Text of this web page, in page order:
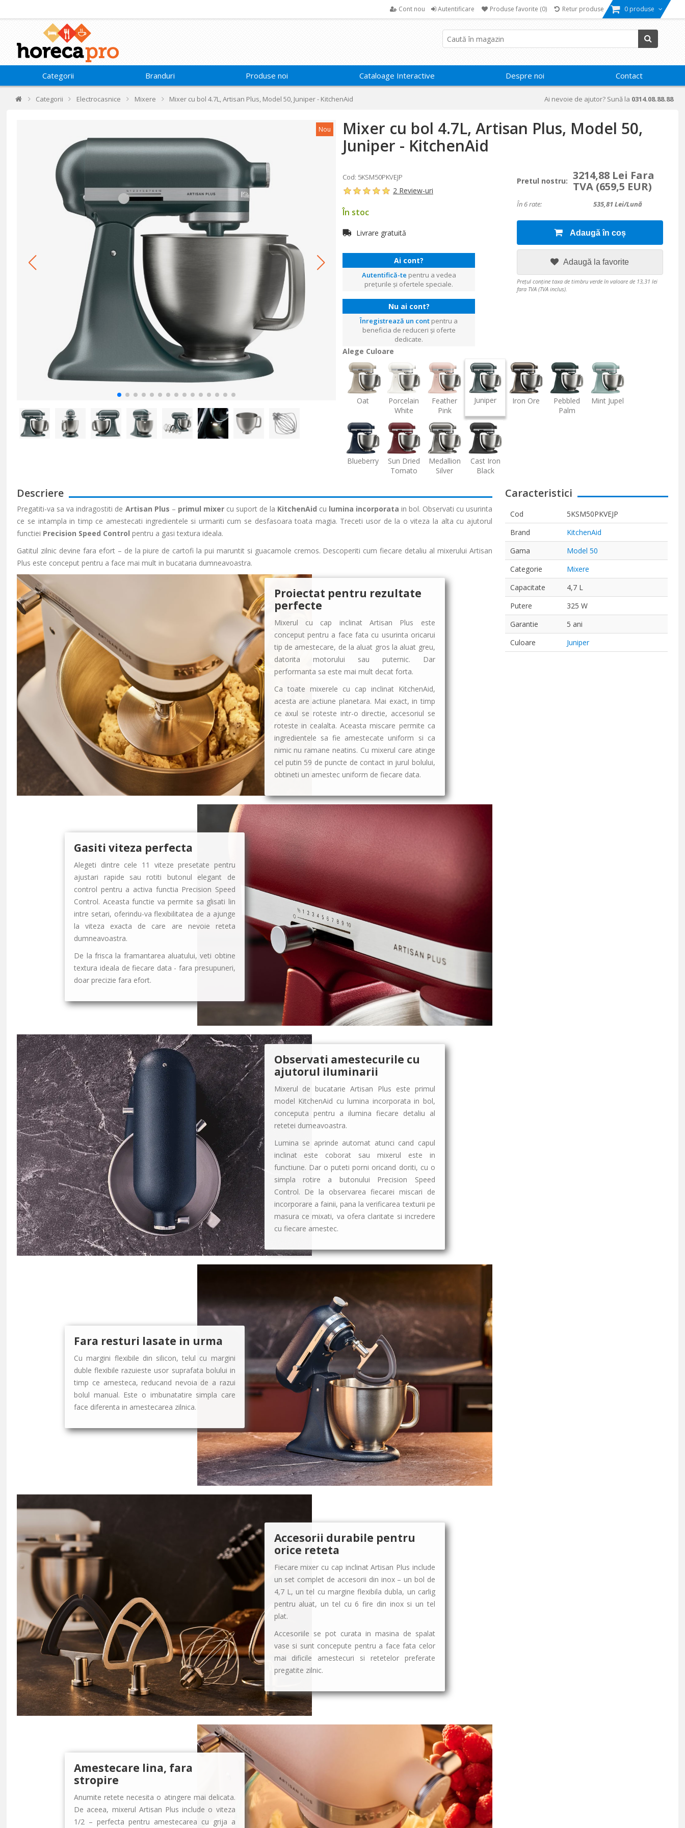
Cont nou Autentificare Produse favorite (0) Retur produse 0 produse
Categorii Branduri Produse noi Cataloage Interactive Despre noi Contact
Categorii Electrocasnice Mixere Mixer cu bol 4.7L, Artisan Plus, Model 50, Juniper - KitchenAid Ai nevoie de ajutor? Sună la 0314.08.88.88
Nou
Mixer cu bol 4.7L, Artisan Plus, Model 50,
Juniper - KitchenAid
Cod: 5KSM50PKVEJP
2 Review-uri
În stoc
Livrare gratuită
Ai cont?
Autentifică-te pentru a vedea
prețurile și ofertele speciale.
Nu ai cont?
Înregistrează un cont pentru a
beneficia de reduceri și oferte
dedicate.
Pretul nostru: 3214,88 Lei Fara
TVA (659,5 EUR)
În 6 rate: 535,81Lei/lună
Adaugă în coș
Adaugă la favorite
Prețul conține taxa de timbru verde în valoare de 13,31 lei
fara TVA (TVA inclus).
Alege Culoare
Oat
Porcelain
White
Feather
Pink
Juniper Iron Ore
Pebbled
Palm
Mint Jupel
Blueberry
Sun Dried
Tomato
Medallion
Silver
Cast Iron
Black
Descriere
Pregatiti-va sa va indragostiti de Artisan Plus – primul mixercu suport de la KitchenAid cu lumina incorporata in bol. Observati cu usurinta
ce se intampla in timp ce amestecati ingredientele si urmariti cum se desfasoara toata magia. Treceti usor de la o viteza la alta cu ajutorul
functiei Precision Speed Control pentru a gasi textura ideala.
Gatitul zilnic devine fara efort – de la piure de cartofi la pui maruntit si guacamole cremos. Descoperiti cum fiecare detaliu al mixerului Artisan
Plus este conceput pentru a face mai mult in bucataria dumneavoastra.
Proiectat pentru rezultate
perfecte
Mixerul cu cap inclinat Artisan Plus este
conceput pentru a face fata cu usurinta oricarui
tip de amestecare, de la aluat gros la aluat greu,
datorita motorului sau puternic. Dar
performanta sa este mai mult decat forta.
Ca toate mixerele cu cap inclinat KitchenAid,
acesta are actiune planetara. Mai exact, in timp
ce axul se roteste intr-o directie, accesoriul se
roteste in cealalta. Aceasta miscare permite ca
ingredientele sa fie amestecate uniform si ca
nimic nu ramane neatins. Cu mixerul care atinge
cel putin 59 de puncte de contact in jurul bolului,
obtineti un amestec uniform de fiecare data.
Gasiti viteza perfecta
Alegeti dintre cele 11 viteze presetate pentru
ajustari rapide sau rotiti butonul elegant de
control pentru a activa functia Precision Speed
Control. Aceasta functie va permite sa glisati lin
intre setari, oferindu-va flexibilitatea de a ajunge
la viteza exacta de care are nevoie reteta
dumneavoastra.
De la frisca la framantarea aluatului, veti obtine
textura ideala de fiecare data - fara presupuneri,
doar precizie fara efort.
Observati amestecurile cu
ajutorul iluminarii
Mixerul de bucatarie Artisan Plus este primul
model KitchenAid cu lumina incorporata in bol,
conceputa pentru a ilumina fiecare detaliu al
retetei dumeavoastra.
Lumina se aprinde automat atunci cand capul
inclinat este coborat sau mixerul este in
functiune. Dar o puteti porni oricand doriti, cu o
simpla rotire a butonului Precision Speed
Control. De la observarea fiecarei miscari de
incorporare a fainii, pana la verificarea texturii pe
masura ce mixati, va ofera claritate si incredere
cu fiecare amestec.
Fara resturi lasate in urma
Cu margini flexibile din silicon, telul cu margini
duble flexibile razuieste usor suprafata bolului in
timp ce amesteca, reducand nevoia de a razui
bolul manual. Este o imbunatatire simpla care
face diferenta in amestecarea zilnica.
Accesorii durabile pentru
orice reteta
Fiecare mixer cu cap inclinat Artisan Plus include
un set complet de accesorii din inox – un bol de
4,7 L, un tel cu margine flexibila dubla, un carlig
pentru aluat, un tel cu 6 fire din inox si un tel
plat.
Accesoriile se pot curata in masina de spalat
vase si sunt concepute pentru a face fata celor
mai dificile amestecuri si retetelor preferate
pregatite zilnic.
Amestecare lina, fara
stropire
Anumite retete necesita o atingere mai delicata.
De aceea, mixerul Artisan Plus include o viteza
1/2 – perfecta pentru amestecarea cu grija a
Caracteristici
Cod
5KSM50PKVEJP
Brand
KitchenAid
Gama
Model 50
Categorie
Mixere
Capacitate
4,7 L
Putere
325 W
Garantie
5 ani
Culoare
Juniper